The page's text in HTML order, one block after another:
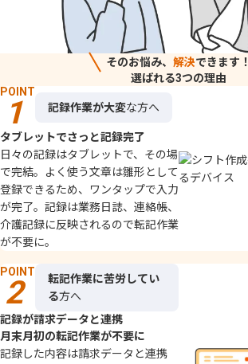
そのお悩み、 解決できます！
選ばれる3つの理由
POINT
記録作業が大変な方へ
タブレットでさっと記録完了
日々の​記録は​タブレットで、​その場
で​完結。​よく​使う​文章は​雛形と​して​
登録できる​ため、​ワンタップで​入力
が​完了。記録は業務日誌、連絡帳、
介護記録に反映されるので転記作業
が不要に。
POINT
転記作業に苦労してい
る方へ
記録が請求データと連携
月末月初の転記作業が不要に
記録した​内容は​請求データと​連携